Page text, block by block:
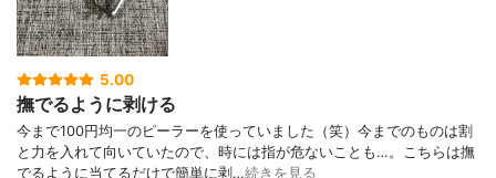
5.00
撫でるように剥ける
今まで100円均一のピーラーを使っていました（笑）今までのものは割
と力を入れて向いていたので、時には指が危ないことも…。こちらは撫
でるように当てるだけで簡単に剥…続きを見る